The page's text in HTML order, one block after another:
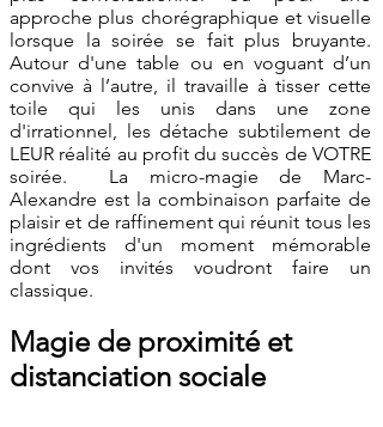
approche plus chorégraphique et visuelle
lorsque la soirée se fait plus bruyante.
Autour d'une table ou en voguant d’un
convive à l’autre, il travaille à tisser cette
toile qui les unis dans une zone
d'irrationnel, les détache subtilement de
LEUR réalité au profit du succès de VOTRE
soirée. La micro-magie de Marc-
Alexandre est la combinaison parfaite de
plaisir et de raffinement qui réunit tous les
ingrédients d'un moment mémorable
dont vos invités voudront faire un
classique.
Magie de proximité et
distanciation sociale